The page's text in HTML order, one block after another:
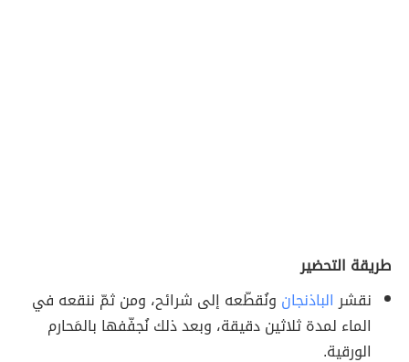
طريقة التحضير
نقشرالباذنجان ونُقطّعه إلى شرائح، ومن ثمّ ننقعه في
الماء لمدة ثلاثين دقيقة، وبعد ذلك نُجفّفها بالمَحارم
الورقية.